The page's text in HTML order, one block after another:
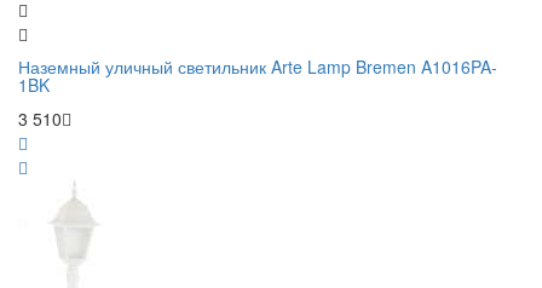
Наземный уличный светильник Arte Lamp Bremen A1016PA-
1BK
3 510